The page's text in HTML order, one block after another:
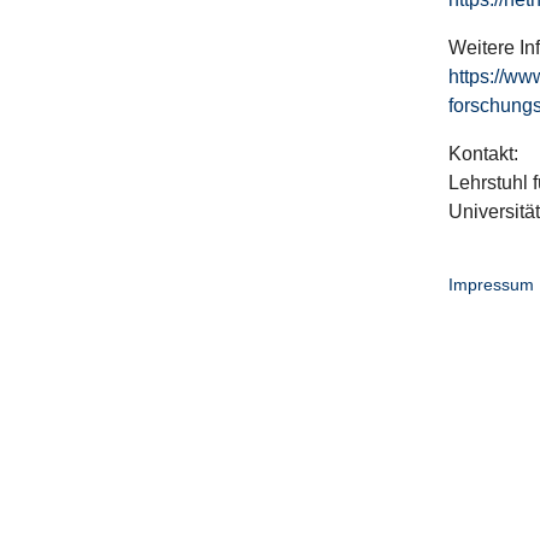
Weitere
https://
Kontakt:
Lehrstuhl
Impressum